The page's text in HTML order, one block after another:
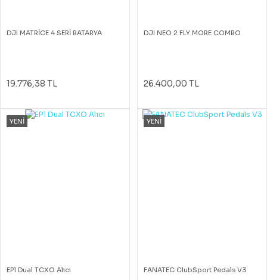
DJI MATRİCE 4 SERİ BATARYA
19.776,38 TL
DJI NEO 2 FLY MORE COMBO
26.400,00 TL
YENİ
EP1 Dual TCXO Alıcı
YENİ
FANATEC ClubSport Pedals V3